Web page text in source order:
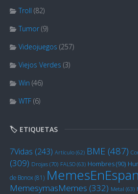
Troll (82)
Tumor (9)
Videojuegos (257)
Viejos Verdes (3)
Win (46)
WTF (6)
🏷️ ETIQUETAS
7Vidas (243) Artículo (62) BME (487)
(309) Drojas (70) FALSO (63) Hombres(90)
de Bonox(81)
MemesymasMemes (332) Metal (63)